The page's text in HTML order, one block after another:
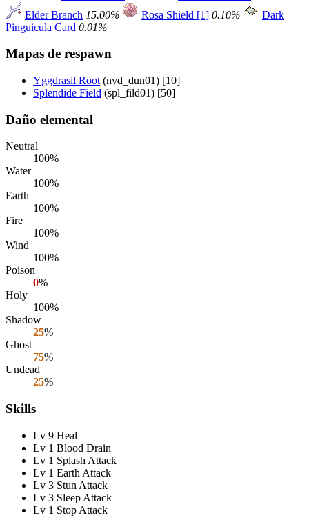
Elder Branch 15.00% Rosa Shield [1] 0.10%
Dark
Pinguicula Card 0.01%
Mapas de respawn
Yggdrasil Root (nyd_dun01) [10]
Splendide Field (spl_fild01) [50]
Daño elemental
Neutral
100%
Water
100%
Earth
100%
Fire
100%
Wind
100%
Poison
0%
Holy
100%
Shadow
25%
Ghost
75%
Undead
25%
Skills
Lv 9 Heal
Lv 1 Blood Drain
Lv 1 Splash Attack
Lv 1 Earth Attack
Lv 3 Stun Attack
Lv 3 Sleep Attack
Lv 1 Stop Attack